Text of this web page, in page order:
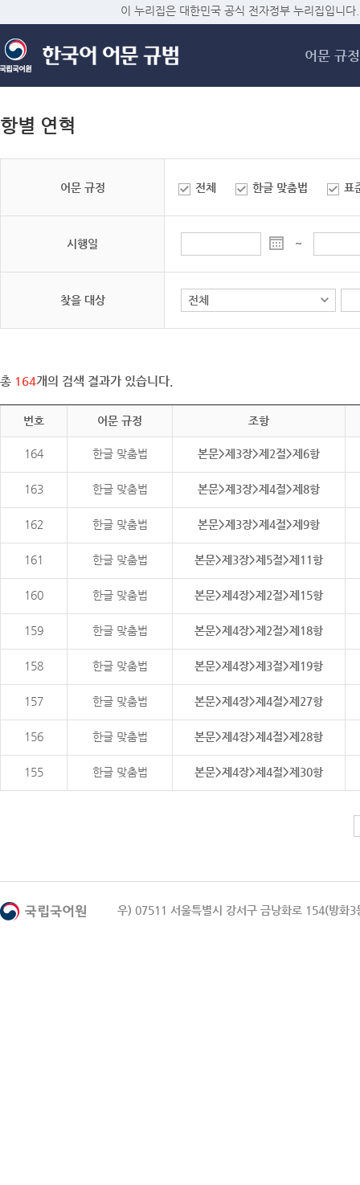
메
이 누리집은 대한민국 공식 전자정부 누리집입니다.
어문 규정
항별 연혁
어문 규정 전체 한글 맞춤법 표
시행일 ~
찾을 대상
총 164개의 검색 결과가 있습니다.
번호 어문 규정 조항
164 한글 맞춤법 본문>제3장>제2절>제6항
163 한글 맞춤법 본문>제3장>제4절>제8항
162 한글 맞춤법 본문>제3장>제4절>제9항
161 한글 맞춤법 본문>제3장>제5절>제11항
160 한글 맞춤법 본문>제4장>제2절>제15항
159 한글 맞춤법 본문>제4장>제2절>제18항
158 한글 맞춤법 본문>제4장>제3절>제19항
157 한글 맞춤법 본문>제4장>제4절>제27항
156 한글 맞춤법 본문>제4장>제4절>제28항
155 한글 맞춤법 본문>제4장>제4절>제30항
우) 07511 서울특별시 강서구 금낭화로 154(방화3